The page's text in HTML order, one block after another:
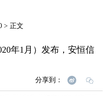
> 正文
年1月）发布，安恒信
分享到：